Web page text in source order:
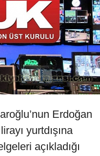
Erdoğan
yurtdışına
açıkladığı